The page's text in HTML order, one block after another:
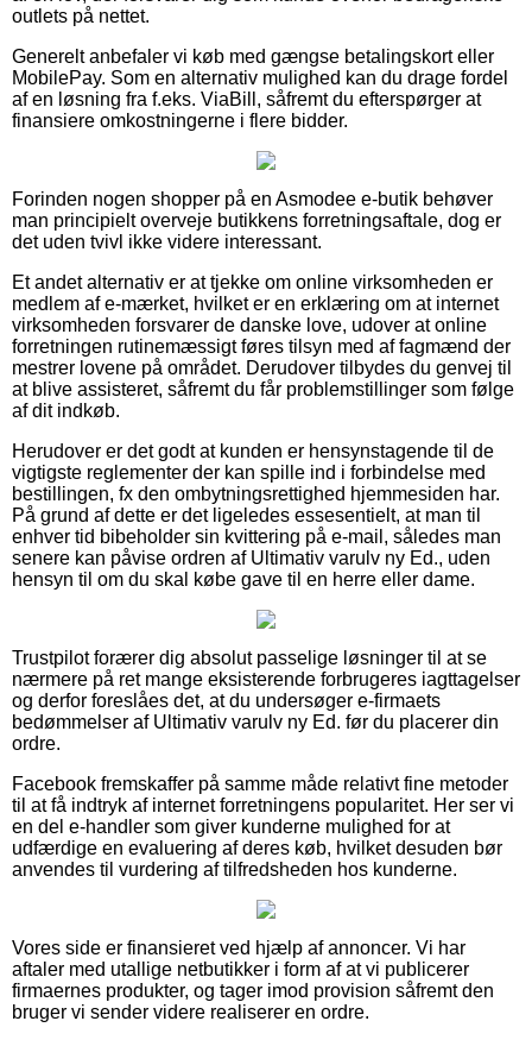
outlets på nettet.
Generelt anbefaler vi køb med gængse betalingskort eller
MobilePay. Som en alternativ mulighed kan du drage fordel
af en løsning fra f.eks. ViaBill, såfremt du efterspørger at
finansiere omkostningerne i flere bidder.
Forinden nogen shopper på en Asmodee e-butik behøver
man principielt overveje butikkens forretningsaftale, dog er
det uden tvivl ikke videre interessant.
Et andet alternativ er at tjekke om online virksomheden er
medlem af e-mærket, hvilket er en erklæring om at internet
virksomheden forsvarer de danske love, udover at online
forretningen rutinemæssigt føres tilsyn med af fagmænd der
mestrer lovene på området. Derudover tilbydes du genvej til
at blive assisteret, såfremt du får problemstillinger som følge
af dit indkøb.
Herudover er det godt at kunden er hensynstagende til de
vigtigste reglementer der kan spille ind i forbindelse med
bestillingen, fx den ombytningsrettighed hjemmesiden har.
På grund af dette er det ligeledes essesentielt, at man til
enhver tid bibeholder sin kvittering på e-mail, således man
senere kan påvise ordren af Ultimativ varulv ny Ed., uden
hensyn til om du skal købe gave til en herre eller dame.
Trustpilot forærer dig absolut passelige løsninger til at se
nærmere på ret mange eksisterende forbrugeres iagttagelser
og derfor foreslåes det, at du undersøger e-firmaets
bedømmelser af Ultimativ varulv ny Ed. før du placerer din
ordre.
Facebook fremskaffer på samme måde relativt fine metoder
til at få indtryk af internet forretningens popularitet. Her ser vi
en del e-handler som giver kunderne mulighed for at
udfærdige en evaluering af deres køb, hvilket desuden bør
anvendes til vurdering af tilfredsheden hos kunderne.
Vores side er finansieret ved hjælp af annoncer. Vi har
aftaler med utallige netbutikker i form af at vi publicerer
firmaernes produkter, og tager imod provision såfremt den
bruger vi sender videre realiserer en ordre.